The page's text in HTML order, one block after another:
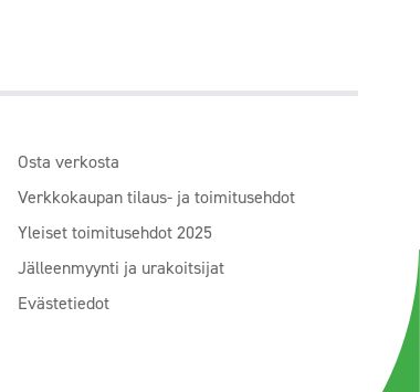
Osta verkosta
Verkkokaupan tilaus- ja toimitusehdot
Yleiset toimitusehdot 2025
Jälleenmyynti ja urakoitsijat
Evästetiedot